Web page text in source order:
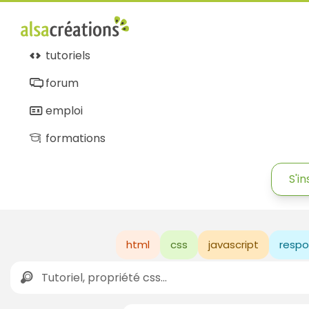
tutoriels
forum
emploi
formations
html css javascript